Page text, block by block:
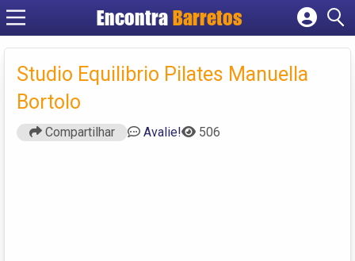
Encontra Barretos
Cadastrar empresa
Criar conta
Studio Equilibrio Pilates Manuella
Bortolo
Compartilhar Avalie! 506